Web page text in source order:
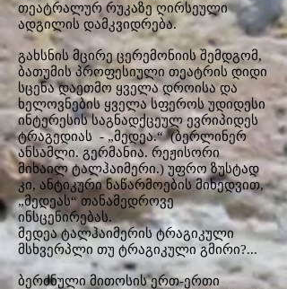
თეატრალურ რუკაზე ღირსეული
ადგილის დამკვიდრება.
გახსნის მცირე ცერემონიის შემდგომ,
ბათუმის პროფესიული თეატრის დიდი
სცენა დაეთმო ყველა დროისა და
ხელოვნების ყველა სფეროს უდიდესი
ინტერესის საგნადქცეულ ევრიპიდეს
ტრაგედიას - „მედეა.“ (ბერლინერ
ანსამლი. გერმანია. რეჟისორი
მიხაილ ტალჰაიმერი.) უფრო ზუსტად
კი, ანტიკური ნაწარმოების მიხედვით,
„მედეას“ თანამედროვე
ინსცენირებას.
მედეა ტალჰაიმერის ტრაგიკული
მსხვერპლი თუ ტრაგიკული გმირი?...
ბერძნული მითოსის ერთ-ერთი